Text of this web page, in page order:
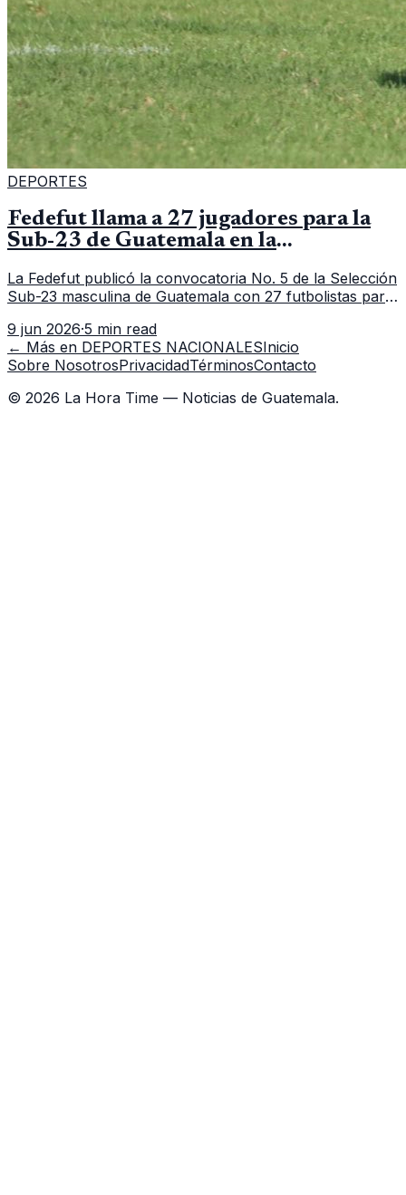
DEPORTES
Fedefut llama a 27 jugadores para la
Sub-23 de Guatemala en la
La Fedefut publicó la convocatoria No. 5 de la Selección
Sub-23 masculina de Guatemala con 27 futbolistas para
9 jun 2026·5 min read
← Más en DEPORTES NACIONALESInicio
Sobre NosotrosPrivacidadTérminosContacto
© 2026 La Hora Time — Noticias de Guatemala.